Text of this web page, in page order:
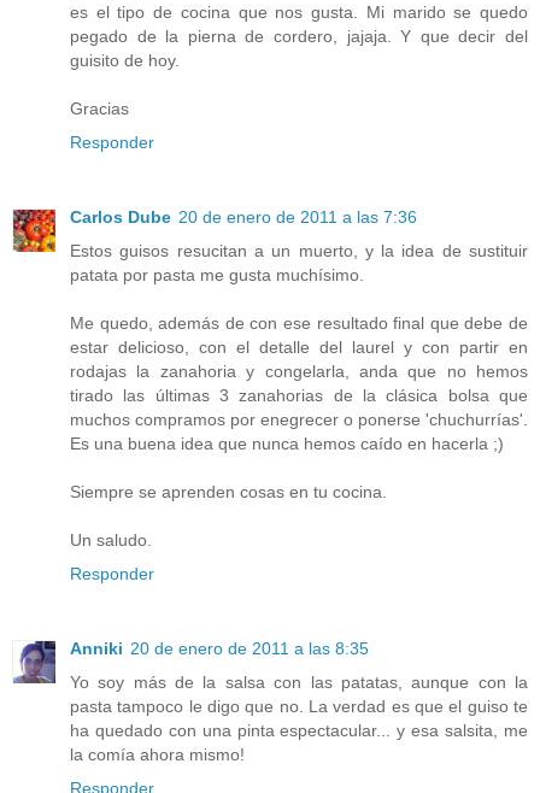
es el tipo de cocina que nos gusta. Mi marido se quedo
pegado de la pierna de cordero, jajaja. Y que decir del
guisito de hoy.
Gracias
Responder
Carlos Dube 20 de enero de 2011 a las 7:36
Estos guisos resucitan a un muerto, y la idea de sustituir
patata por pasta me gusta muchísimo.
Me quedo, además de con ese resultado final que debe de
estar delicioso, con el detalle del laurel y con partir en
rodajas la zanahoria y congelarla, anda que no hemos
tirado las últimas 3 zanahorias de la clásica bolsa que
muchos compramos por enegrecer o ponerse 'chuchurrías'.
Es una buena idea que nunca hemos caído en hacerla ;)
Siempre se aprenden cosas en tu cocina.
Un saludo.
Responder
Anniki 20 de enero de 2011 a las 8:35
Yo soy más de la salsa con las patatas, aunque con la
pasta tampoco le digo que no. La verdad es que el guiso te
ha quedado con una pinta espectacular... y esa salsita, me
la comía ahora mismo!
Responder